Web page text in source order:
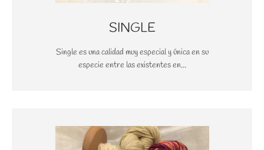
SINGLE
Single es una calidad muy especial y única en su
especie entre las existentes en...